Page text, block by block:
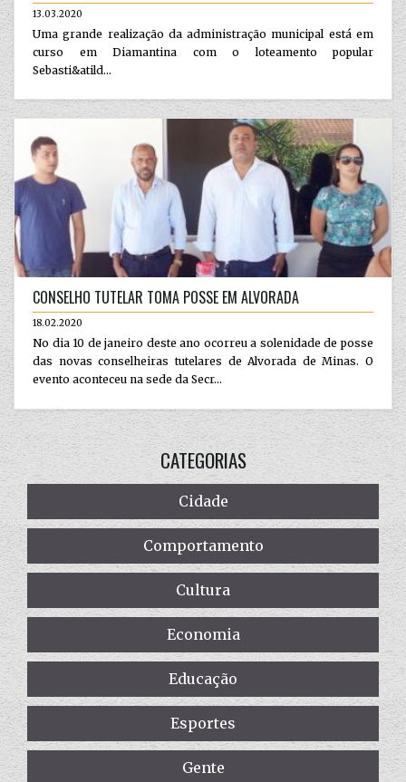
13.03.2020
Uma grande realização da administração municipal está em
curso em Diamantina com o loteamento popular
Sebasti&atild...
CONSELHO TUTELAR TOMA POSSE EM ALVORADA
18.02.2020
No dia 10 de janeiro deste ano ocorreu a solenidade de posse
das novas conselheiras tutelares de Alvorada de Minas. O
evento aconteceu na sede da Secr...
CATEGORIAS
Cidade
Comportamento
Cultura
Economia
Educação
Esportes
Gente